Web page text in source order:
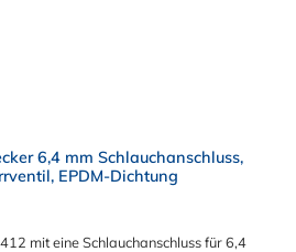
6,4 mm Schlauchanschluss,
EPDM-Dichtung
mit eine Schlauchanschluss für 6,4